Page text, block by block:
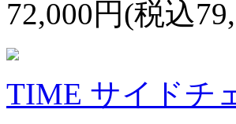
72,000円(税込
TIME サイドチ